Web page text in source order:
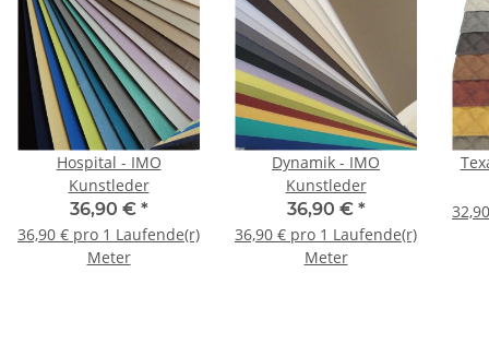
Hospital - IMO
Kunstleder
36,90 € *
36,90 € pro 1 Laufende(r)
Meter
Dynamik - IMO
Kunstleder
36,90 € *
36,90 € pro 1 Laufende(r)
Meter